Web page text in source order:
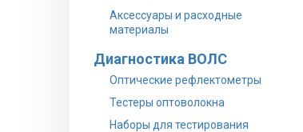
Аксессуары и расходные
материалы
Диагностика ВОЛС
Оптические рефлектометры
Тестеры оптоволокна
Наборы для тестирования